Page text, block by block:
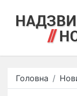
Головна